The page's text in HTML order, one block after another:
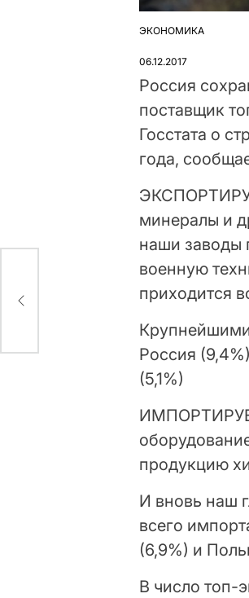
ОПУБЛІКУВАТИ
ЭКОНОМИКА
06.12.2017
Россия
поставщик
Госстата о
года,
минералы и
наши
военную
приходится
Россия
(5,1%)
продукцию
И вновь наш
всего
(6,9%) и
В число топ-